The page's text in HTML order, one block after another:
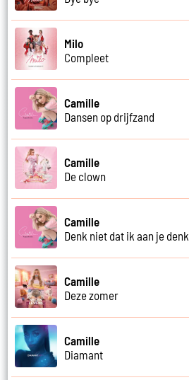
Milo
Compleet
Camille
Dansen op drijfzand
Camille
De clown
Camille
Denk niet dat ik aan je denk
Camille
Deze zomer
Camille
Diamant